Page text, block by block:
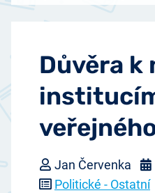
Důvěra k
Jan Červenka
Politické - Ostatní